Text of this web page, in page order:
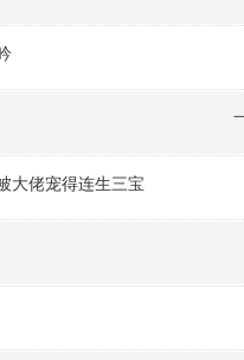
大佬宠得连生三宝